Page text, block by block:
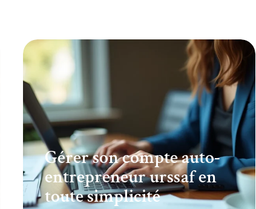
Gérer son compte auto-
entrepreneur urssaf en
toute simplicité